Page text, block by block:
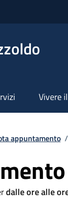
Vivere
appuntamento /
dalle ore alle